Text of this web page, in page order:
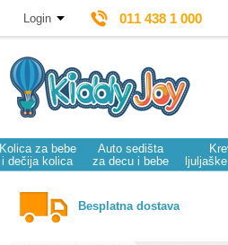
Login 011 438 1 000
Kolica za bebe
i dečija kolica
Auto sedišta
za decu i bebe
Besplatna dostava